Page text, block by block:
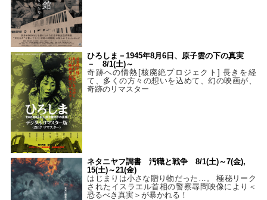
ひろしま－1945年8月6日、原子雲の下の真実
－ 8/1(土)～
奇跡への情熱[核廃絶プロジェクト] 長きを経
て、多くの方々の想いを込めて、幻の映画が、
奇跡のリマスター
ネタニヤフ調書 汚職と戦争 8/1(土)～7(金),
15(土)～21(金)
はじまりは小さな贈り物だった…。 極秘リーク
されたイスラエル首相の警察尋問映像により＜
恐るべき真実＞が暴かれる！